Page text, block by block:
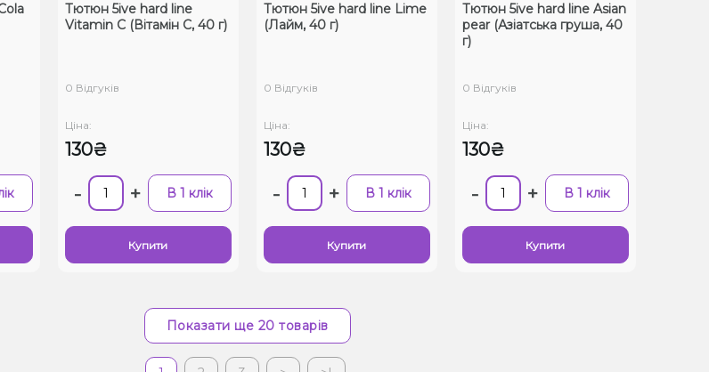
Тютюн 5ive hard line
Vitamin C (Вітамін C, 40 г)
0 Відгуків
Ціна:
130₴
- + В 1 клік
Купити
Тютюн 5ive hard line Lime
(Лайм, 40 г)
0 Відгуків
Ціна:
130₴
- + В 1 клік
Купити
Тютюн 5ive hard line Asian
pear (Азіатська груша, 40
г)
0 Відгуків
Ціна:
130₴
- + В 1 клік
Купити
Показати ще 20 товарів